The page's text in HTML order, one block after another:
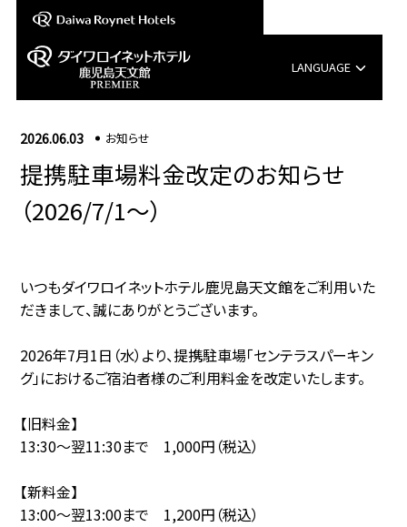
LANGUAGE
English
2026.06.03 お知らせ
提携駐車場料金改定のお知らせ
（2026/7/1～）
いつもダイワロイネットホテル鹿児島天文館をご利用いた
だきまして、誠にありがとうございます。
2026年7月1日（水）より、提携駐車場「センテラスパーキン
グ」におけるご宿泊者様のご利用料金を改定いたします。
【旧料金】
13:30～翌11:30まで 1,000円（税込）
【新料金】
13:00～翌13:00まで 1,200円（税込）